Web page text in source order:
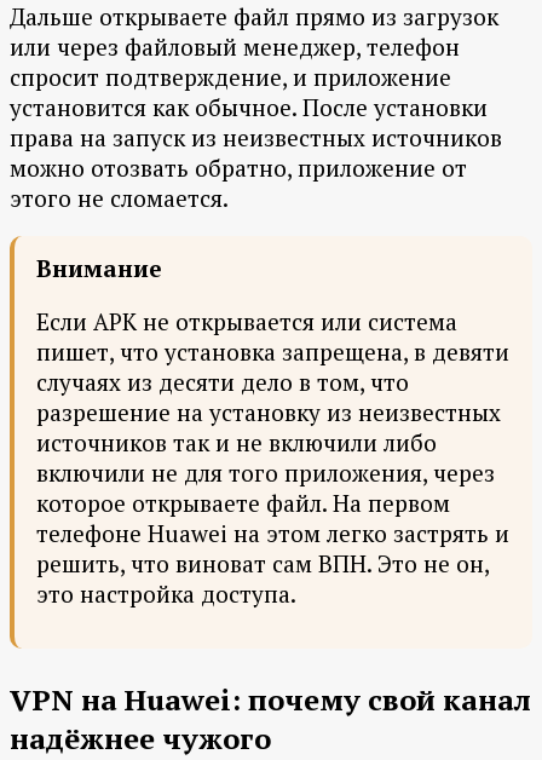
Дальше открываете файл прямо из загрузок
или через файловый менеджер, телефон
спросит подтверждение, и приложение
установится как обычное. После установки
права на запуск из неизвестных источников
можно отозвать обратно, приложение от
этого не сломается.
Внимание
Если APK не открывается или система
пишет, что установка запрещена, в девяти
случаях из десяти дело в том, что
разрешение на установку из неизвестных
источников так и не включили либо
включили не для того приложения, через
которое открываете файл. На первом
телефоне Huawei на этом легко застрять и
решить, что виноват сам ВПН. Это не он,
это настройка доступа.
VPN на Huawei: почему свой канал
надёжнее чужого